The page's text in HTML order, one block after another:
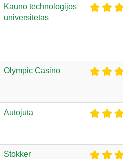
Kauno technologijos
universitetas
Olympic Casino
Autojuta
Stokker